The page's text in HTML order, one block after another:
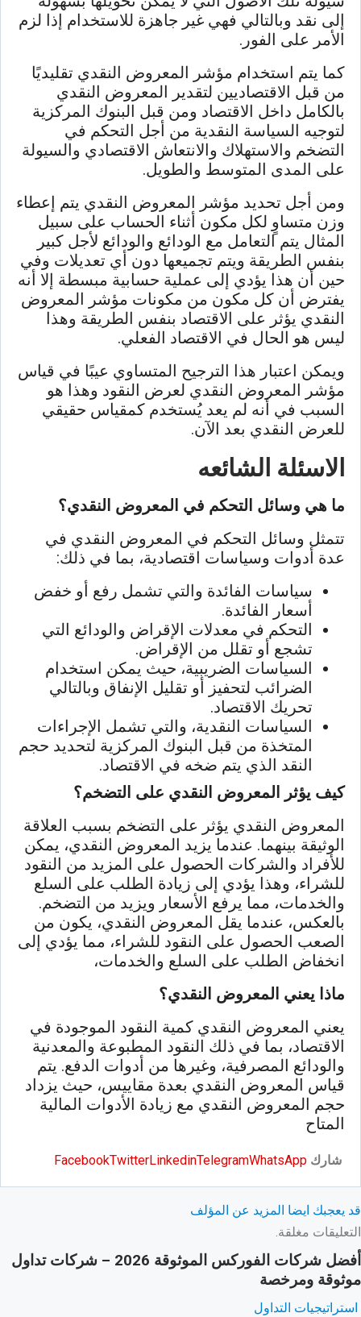
إلى نقد وبالتالي فهي غير جاهزة للاستخدام إذا لزم
الأمر على الفور.
كما يتم استخدام مؤشر المعروض النقدي تقليديًا
من قبل الاقتصاديين لتقدير المعروض النقدي
بالكامل داخل الاقتصاد ومن قبل البنوك المركزية
لتوجيه السياسة النقدية من أجل التحكم في
التضخم والاستهلاك والانتعاش الاقتصادي والسيولة
على المدى المتوسط ​​والطويل.
ومن أجل تحديد مؤشر المعروض النقدي يتم إعطاء
وزن متساوٍ لكل مكون أثناء الحساب على سبيل
المثال يتم التعامل مع الودائع والودائع لأجل كبير
بنفس الطريقة ويتم تجميعها دون أي تعديلات وفي
حين أن هذا يؤدي إلى عملية حسابية مبسطة إلا أنه
يفترض أن كل مكون من مكونات مؤشر المعروض
النقدي يؤثر على الاقتصاد بنفس الطريقة وهذا
ليس هو الحال في الاقتصاد الفعلي.
ويمكن اعتبار هذا الترجيح المتساوي عيبًا في قياس
مؤشر المعروض النقدي لعرض النقود وهذا هو
السبب في أنه لم يعد يُستخدم كمقياس حقيقي
للعرض النقدي بعد الآن.
الاسئلة الشائعه
ما هي وسائل التحكم في المعروض النقدي؟
تتمثل وسائل التحكم في المعروض النقدي في
عدة أدوات وسياسات اقتصادية، بما في ذلك:
سياسات الفائدة والتي تشمل رفع أو خفض
أسعار الفائدة.
التحكم في معدلات الإقراض والودائع التي
تشجع أو تقلل من الإقراض.
السياسات الضريبية، حيث يمكن استخدام
الضرائب لتحفيز أو تقليل الإنفاق وبالتالي
تحريك الاقتصاد.
السياسات النقدية، والتي تشمل الإجراءات
المتخذة من قبل البنوك المركزية لتحديد حجم
النقد الذي يتم ضخه في الاقتصاد.
كيف يؤثر المعروض النقدي على التضخم؟
المعروض النقدي يؤثر على التضخم بسبب العلاقة
الوثيقة بينهما. عندما يزيد المعروض النقدي، يمكن
للأفراد والشركات الحصول على المزيد من النقود
للشراء، وهذا يؤدي إلى زيادة الطلب على السلع
والخدمات، مما يرفع الأسعار ويزيد من التضخم.
بالعكس، عندما يقل المعروض النقدي، يكون من
الصعب الحصول على النقود للشراء، مما يؤدي إلى
انخفاض الطلب على السلع والخدمات،
ماذا يعني المعروض النقدي؟
يعني المعروض النقدي كمية النقود الموجودة في
الاقتصاد، بما في ذلك النقود المطبوعة والمعدنية
والودائع المصرفية، وغيرها من أدوات الدفع. يتم
قياس المعروض النقدي بعدة مقاييس، حيث يزداد
حجم المعروض النقدي مع زيادة الأدوات المالية
المتاح
شارك FacebookTwitterLinkedinTelegramWhatsApp
قد يعجبك ايضا المزيد عن المؤلف
التعليقات مغلقة.
أفضل شركات الفوركس الموثوقة 2026 – شركات تداول
موثوقة ومرخصة
استراتيجيات التداول